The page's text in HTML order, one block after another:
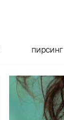
пирсинг